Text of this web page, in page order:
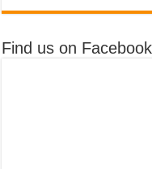
Find us on Facebook